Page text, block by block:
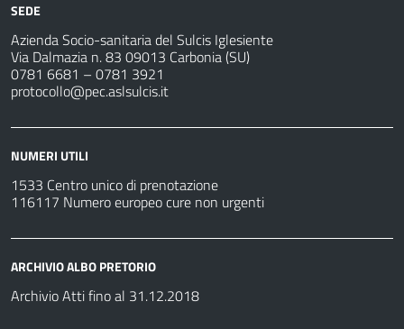
SEDE
Azienda Socio-sanitaria del Sulcis Iglesiente
Via Dalmazia n. 83 09013 Carbonia (SU)
0781 6681 – 0781 3921
protocollo@pec.aslsulcis.it
NUMERI UTILI
1533 Centro unico di prenotazione
116117 Numero europeo cure non urgenti
ARCHIVIO ALBO PRETORIO
Archivio Atti fino al 31.12.2018